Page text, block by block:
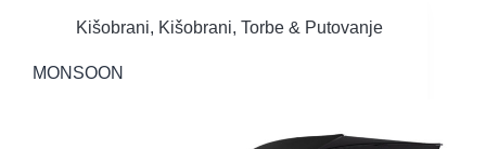
Kišobrani, Kišobrani, Torbe & Putovanje
MONSOON